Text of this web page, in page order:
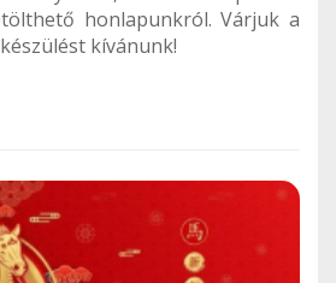
honlapunkról. Várjuk a
kívánunk!